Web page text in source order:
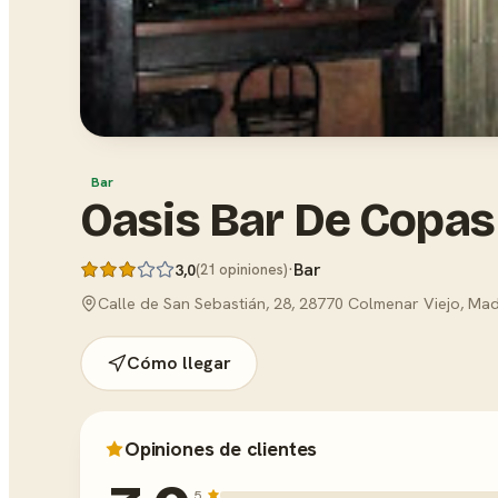
Bar
Oasis Bar De Copas
3,0(21 opiniones)·Bar
Calle de San Sebastián, 28, 28770 Colmenar Viejo,
Cómo llegar
Opiniones de clientes